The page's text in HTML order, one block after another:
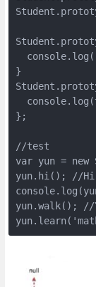
}
};
//test
var yun =
yun.hi(); //
yun.walk(); //